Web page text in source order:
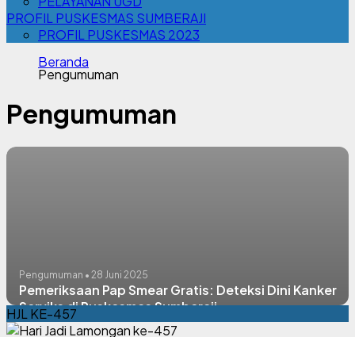
PROFIL PUSKESMAS SUMBERAJI
PROFIL PUSKESMAS 2023
Beranda
Pengumuman
Pengumuman
Pengumuman • 28 Juni 2025
Pemeriksaan Pap Smear Gratis: Deteksi Dini Kanker
Serviks di Puskesmas Sumberaji
HJL KE-457